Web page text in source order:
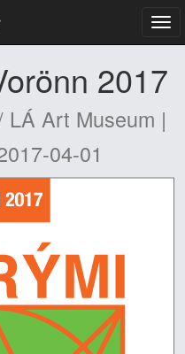
2017
LÁ Art Museum |
04-01